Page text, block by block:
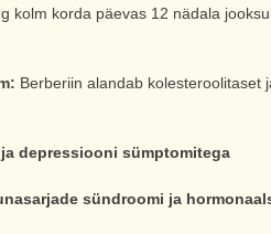
kolm korda päevas 12 nädala
Berberiin alandab kolesteroolitaset
depressiooni sümptomitega
sündroomi ja